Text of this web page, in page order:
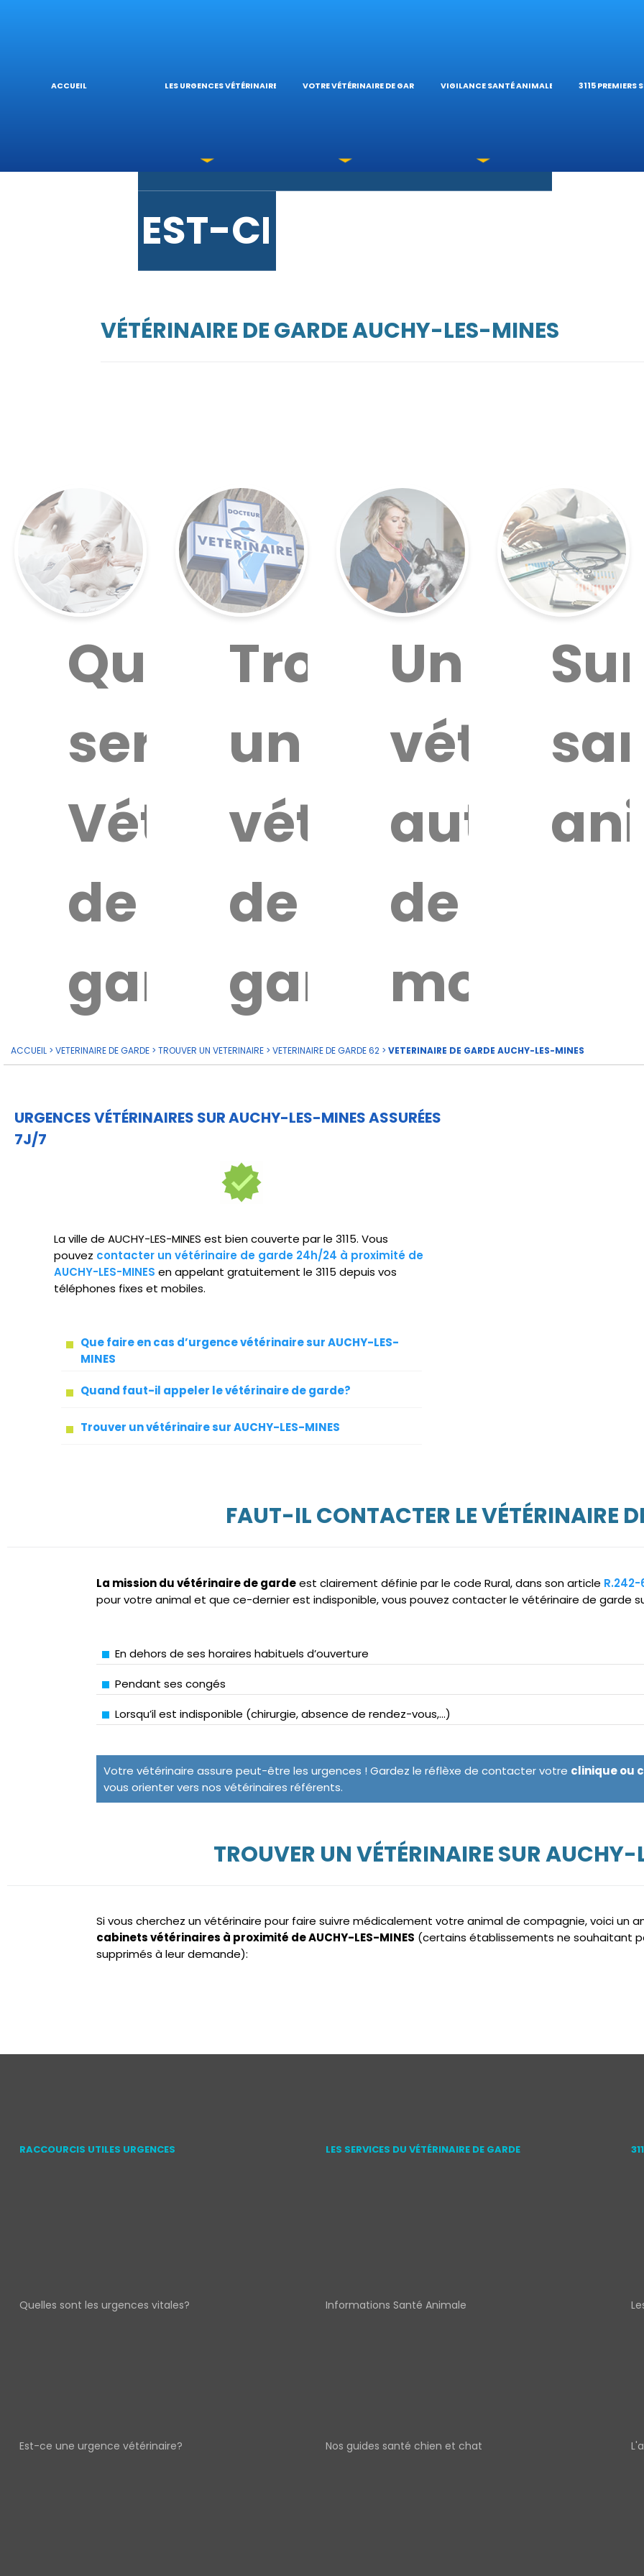
ACCUEIL LES URGENCES VÉTÉRINAIRES
URGENCES
LES INTOXICATIONS
EST-CE UNE URGENCE?
VOTRE VÉTÉRINAIRE DE GARDE
L’HÔPITAL
VÉTÉRINAIRES DU
VIGILANCE SANTÉ ANIMALE
GUIDES
3115 PREMIERS
VÉTÉRINAIRE DE GARDE AUCHY-LES-MINES
Quel
service
Vétérinaire
de
garde?
Trouver
un
vétérinaire
de
garde
Un
autour
de
moi
ACCUEIL > VETERINAIRE DE GARDE > TROUVER UN VETERINAIRE > VETERINAIRE DE GARDE 62 > VETERINAIRE DE GARDE AUCHY-LES-MINES
URGENCES VÉTÉRINAIRES SUR AUCHY-LES-MINES ASSURÉES
7J/7
La ville de AUCHY-LES-MINES est bien couverte par le 3115. Vous
pouvez contacter un vétérinaire de garde 24h/24 à proximité de
AUCHY-LES-MINES en appelant gratuitement le 3115 depuis vos
téléphones fixes et mobiles.
Que faire en cas d’urgence vétérinaire sur AUCHY-LES-
MINES
Quand faut-il appeler le vétérinaire de garde?
Trouver un vétérinaire sur AUCHY-LES-MINES
FAUT-IL CONTACTER LE VÉTÉRINAIRE
La mission du vétérinaire de gardeest clairement définie par le code Rural, dans son article R.242-
pour votre animal et que ce-dernier est indisponible, vous pouvez contacter le vétérinaire de garde sur
En dehors de ses horaires habituels d’ouverture
Pendant ses congés
Lorsqu’il est indisponible (chirurgie, absence de rendez-vous,...)
Votre vétérinaire assure peut-être les urgences ! Gardez le réflèxe de contacter votre clinique ou
vous orienter vers nos vétérinaires référents.
TROUVER UN VÉTÉRINAIRE SUR
Si vous cherchez un vétérinaire pour faire suivre médicalement votre animal de compagnie, voici un
cabinets vétérinaires à proximité de AUCHY-LES-MINES (certains établissements ne souhaitant
supprimés à leur demande):
RACCOURCIS UTILES URGENCES
Quelles sont les urgences vitales?
Est-ce une urgence vétérinaire?
LES SERVICES DU VÉTÉRINAIRE DE GARDE
Informations Santé Animale
Nos guides santé chien et chat